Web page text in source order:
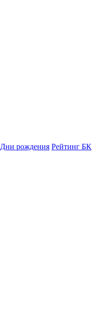
Дни рождения Рейтинг БК